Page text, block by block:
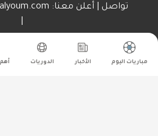
مباريات اليوم الأخبار الدوريات
تواصل | أعلن معنا: